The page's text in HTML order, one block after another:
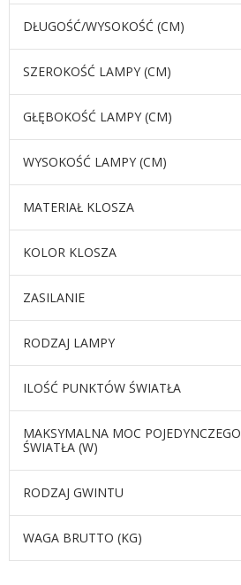
DŁUGOŚĆ/WYSOKOŚĆ (CM)
SZEROKOŚĆ LAMPY (CM)
GŁĘBOKOŚĆ LAMPY (CM)
WYSOKOŚĆ LAMPY (CM)
MATERIAŁ KLOSZA
KOLOR KLOSZA
ZASILANIE
RODZAJ LAMPY
ILOŚĆ PUNKTÓW ŚWIATŁA
MAKSYMALNA MOC POJEDYNCZEGO
ŚWIATŁA (W)
RODZAJ GWINTU
WAGA BRUTTO (KG)